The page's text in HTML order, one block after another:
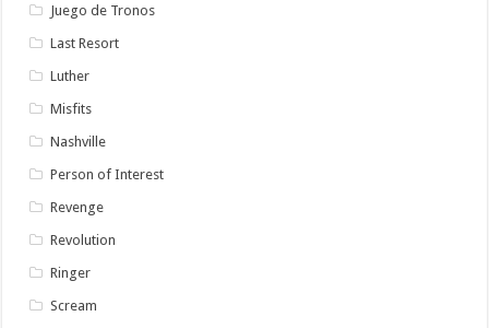
Juego de Tronos
Last Resort
Luther
Misfits
Nashville
Person of Interest
Revenge
Revolution
Ringer
Scream